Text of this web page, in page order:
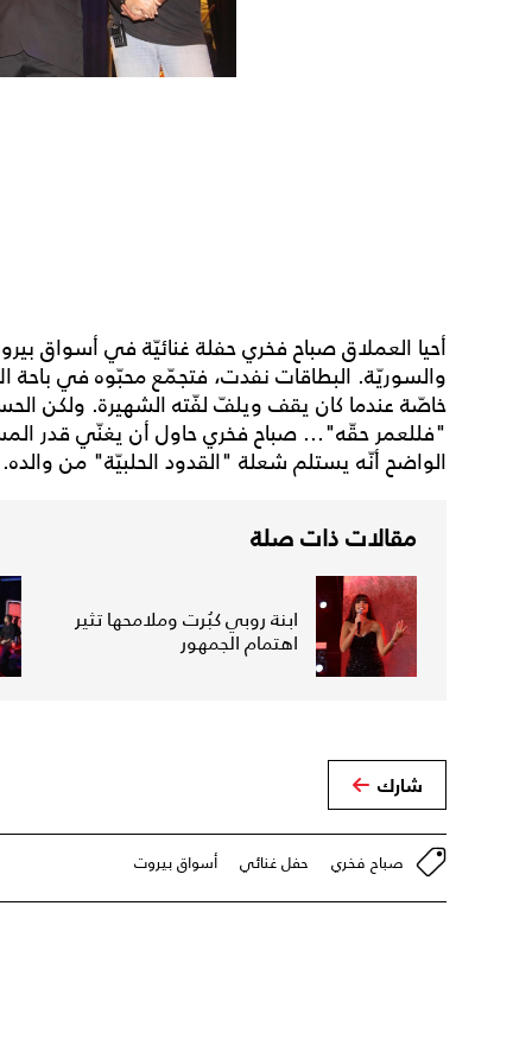
أحيا العملاق صباح فخري حفلة غنائيّة في أسواق
والسوريّة. البطاقات نفدت، فتجمّع محبّوه في باحة
خاصّة عندما كان يقف ويلفّ لفّته الشهيرة. ولكن
"فللعمر حقّه"... صباح فخري حاول أن يغنّي قدر
الواضح أنّه يستلم شعلة "القدود الحلبيّة" من والده.
مقالات ذات صلة
ابنة روبي كبُرت وملامحها تثير
اهتمام الجمهور
شارك
صباح فخري حفل غنائي أسواق بيروت